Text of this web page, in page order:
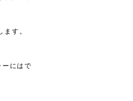
す。
にはで